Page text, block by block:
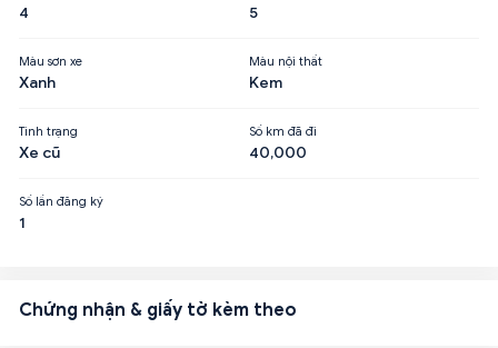
4 5
Màu sơn xe
Xanh
Màu nội thất
Kem
Tình trạng
Xe cũ
Số km đã đi
40,000
Số lần đăng ký
1
Chứng nhận & giấy tờ kèm theo